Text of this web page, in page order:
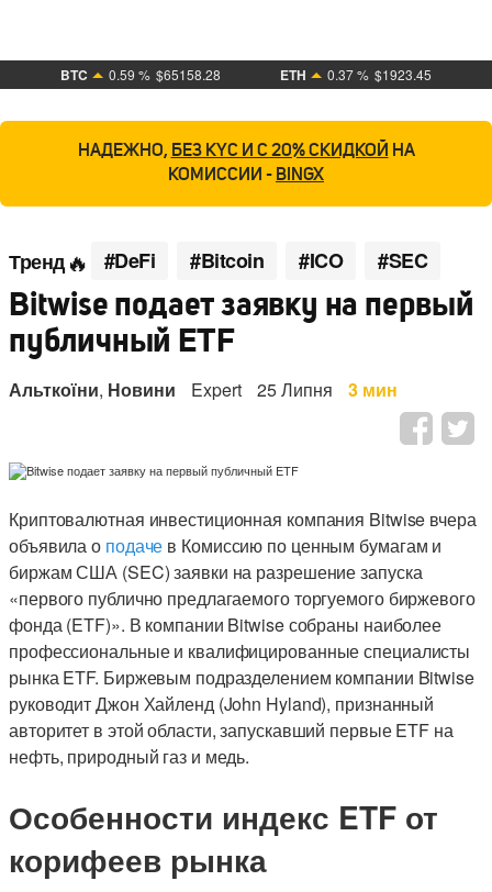
BTC 0.59 % $65158.28 ETH 0.37 % $1923.45
НАДЕЖНО, БЕЗ KYC И С 20% СКИДКОЙ НА
КОМИССИИ - BINGX
Тренд #DeFi #Bitcoin #ICO #SEC
Bitwise подает заявку на первый
публичный ETF
Альткоїни, Новини Expert 25 Липня 3 мин
Криптовалютная инвестиционная компания Bitwise вчера
объявила о подаче в Комиссию по ценным бумагам и
биржам США (SEC) заявки на разрешение запуска
«первого публично предлагаемого торгуемого биржевого
фонда (ETF)». В компании Bitwise собраны наиболее
профессиональные и квалифицированные специалисты
рынка ETF. Биржевым подразделением компании Bitwise
руководит Джон Хайленд (John Hyland), признанный
авторитет в этой области, запускавший первые ETF на
нефть, природный газ и медь.
Особенности индекс ETF от
корифеев рынка